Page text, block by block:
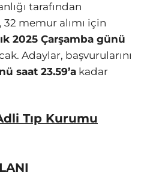
tarafından
memur alımı için
2025 Çarşamba günü
Adaylar, başvurularını
saat 23.59’a kadar
Tıp Kurumu